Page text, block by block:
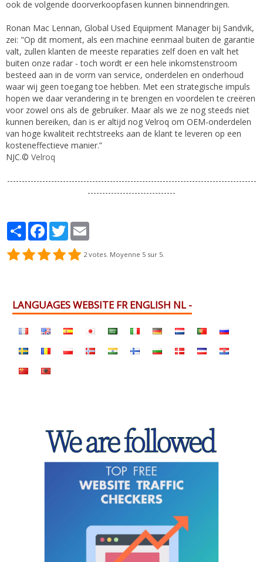
ook de volgende doorverkoopfasen kunnen binnendringen.
Ronan Mac Lennan, Global Used Equipment Manager bij Sandvik,
zei: "Op dit moment, als een machine eenmaal buiten de garantie
valt, zullen klanten de meeste reparaties zelf doen en valt het
buiten onze radar - toch wordt er een hele inkomstenstroom
besteed aan in de vorm van service, onderdelen en onderhoud
waar wij geen toegang toe hebben. Met een strategische impuls
hopen we daar verandering in te brengen en voordelen te creëren
voor zowel ons als de gebruiker. Maar als we ze nog steeds niet
kunnen bereiken, dan is er altijd nog Velroq om OEM-onderdelen
van hoge kwaliteit rechtstreeks aan de klant te leveren op een
kosteneffectieve manier.”
NJC.© Velroq
-------------------------------------------------------------------------------------
------------------------------
PartagerFacebook
Twitter
2votes. Moyenne 5 sur 5.
LANGUAGES WEBSITE FR ENGLISH NL -